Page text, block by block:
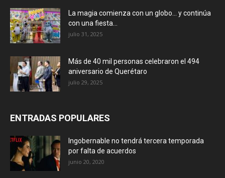
La magia comienza con un globo… y continúa
con una fiesta...
julio 31, 2025
Más de 40 mil personas celebraron el 494
aniversario de Querétaro
julio 29, 2025
ENTRADAS POPULARES
Ingobernable no tendrá tercera temporada
por falta de acuerdos
junio 20, 2020